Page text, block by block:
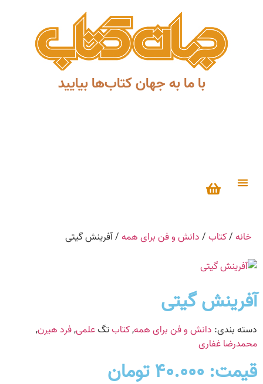
با ما به جهان کتاب‌ها بیایید
خانه / کتاب / دانش‌ و ‌فن‌ براى همه / آفرینش گیتی
آفرینش گیتی
دسته بندی: دانش‌ و ‌فن‌ براى همه, کتاب تگ علمی, فرد هیرن,
محمدرضا غفاری
قیمت: ۴۰.۰۰۰ تومان